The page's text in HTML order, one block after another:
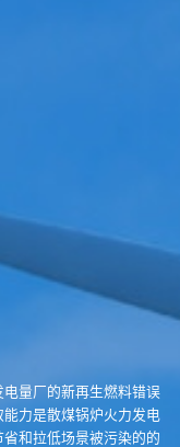
量厂的新再生燃料错误
力是散煤锅炉火力发电
和拉低场景被污染的的